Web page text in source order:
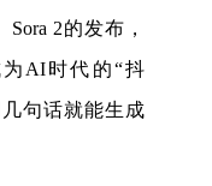
Sora 2的发布，
AI时代的“抖
句话就能生成